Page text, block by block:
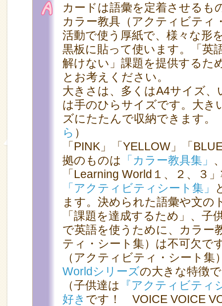
カードは語彙を定着させるも
カラー教具（アクティビティ
活動で使う厚紙で、様々な形
黒板に貼って使います。「英
解けない」課題を提供するた
とお考えください。
大きさは、多くはA4サイズ
は手のひらサイズです。大き
ズにたたんで収納できます。
ら ）
「PINK」「YELLOW」「
拠のものは
「カラー教具集」
「Learning World１、２、３
「アクティビティシート集」
ます。決められた語彙や文の
「課題を達成するため」、子
で英語を使うために、カラー
ティ・シート集）は不可欠で
（アクティビティ・シート集
Worldシリーズの大きな特徴
（子供達は
『アクティビティ
好き です！ VOICE VOICE